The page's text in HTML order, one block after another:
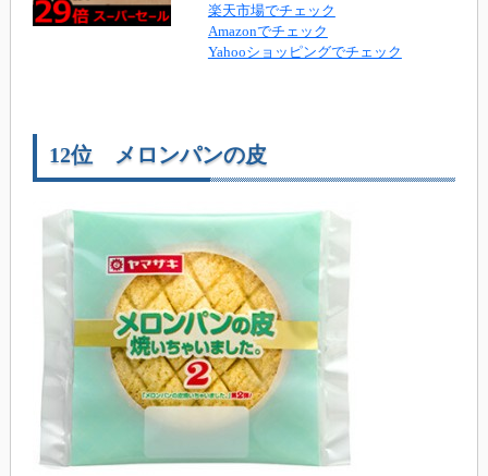
楽天市場でチェック
Amazonでチェック
Yahooショッピングでチェック
12位 メロンパンの皮